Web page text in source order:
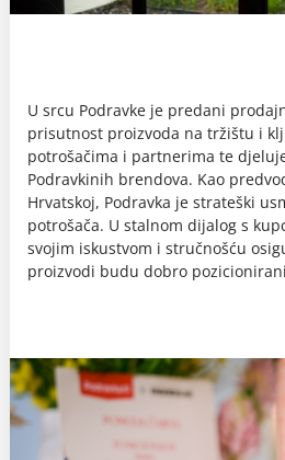
U srcu Podravke je predani
prisutnost proizvoda na tržištu i
potrošačima i partnerima te
Podravkinih brendova. Kao
Hrvatskoj, Podravka je strateški
potrošača. U stalnom dijalog s
svojim iskustvom i stručnošću
proizvodi budu dobro